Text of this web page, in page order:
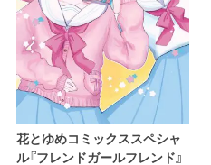
花とゆめコミックススペシャ
ル『フレンドガールフレンド』